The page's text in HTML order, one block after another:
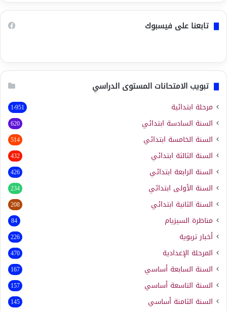
تابعنا على فيسبوك
تبويب الامتحانات المستوى الدراسي
مرحلة ابتدائية 1٬951
السنة السادسة ابتدائي 620
السنة الخامسة ابتدائي 514
السنة الثالثة ابتدائي 432
السنة الرابعة ابتدائي 426
السنة الأولى ابتدائي 234
السنة الثانية ابتدائي 208
مناظرة السيزيام 84
أخبار تربوية 226
المرحلة الإعدادية 470
السنة السابعة أساسي 167
السنة التاسعة أساسي 157
السنة الثامنة أساسي 145